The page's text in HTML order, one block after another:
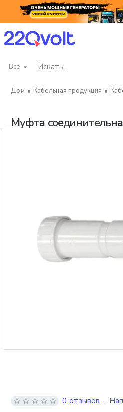
Все
Искать...
Муфта
Кабельная продукция
0 отзывов -